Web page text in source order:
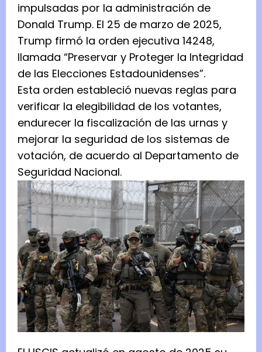
impulsadas por la administración de
Donald Trump. El 25 de marzo de 2025,
Trump firmó la orden ejecutiva 14248,
llamada “Preservar y Proteger la Integridad
de las Elecciones Estadounidenses”.
Esta orden estableció nuevas reglas para
verificar la elegibilidad de los votantes,
endurecer la fiscalización de las urnas y
mejorar la seguridad de los sistemas de
votación, de acuerdo al Departamento de
Seguridad Nacional.